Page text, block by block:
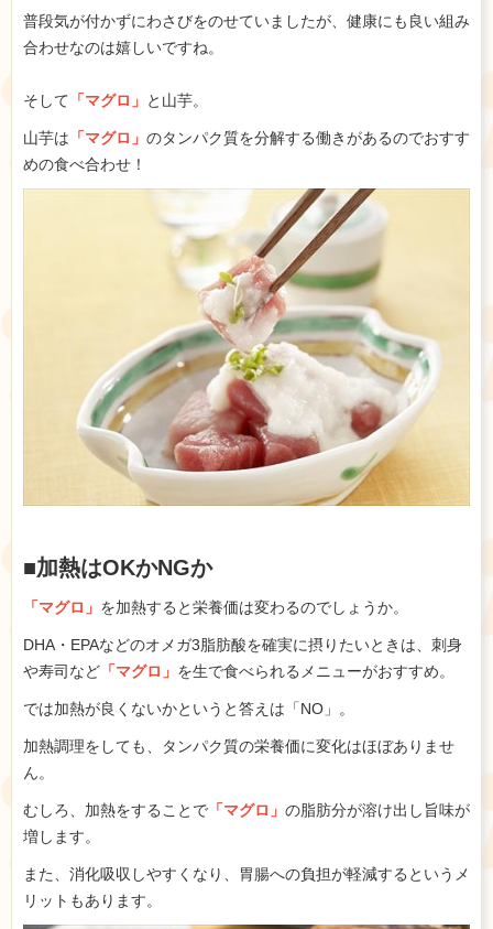
普段気が付かずにわさびをのせていましたが、健康にも良い組み
合わせなのは嬉しいですね。
そして 「マグロ」 と山芋。
山芋は 「マグロ」 のタンパク質を分解する働きがあるのでおすす
めの食べ合わせ！
■加熱はOKかNGか
「マグロ」 を加熱すると栄養価は変わるのでしょうか。
DHA・EPAなどのオメガ3脂肪酸を確実に摂りたいときは、刺身
や寿司など 「マグロ」 を生で食べられるメニューがおすすめ。
では加熱が良くないかというと答えは「NO」。
加熱調理をしても、タンパク質の栄養価に変化はほぼありませ
ん。
むしろ、加熱をすることで 「マグロ」 の脂肪分が溶け出し旨味が
増します。
また、消化吸収しやすくなり、胃腸への負担が軽減するというメ
リットもあります。